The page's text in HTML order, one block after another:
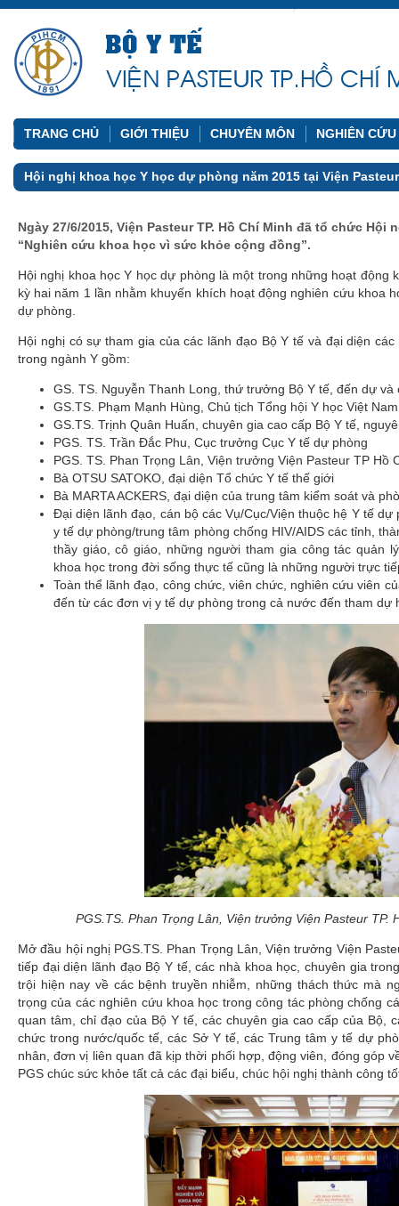
TRANG CHỦ GIỚI THIỆU CHUYÊN MÔN NGHIÊN
Hội nghị khoa học Y học dự phòng năm 2015 tại Viện
Ngày 27/6/2015, Viện Pasteur TP. Hồ Chí Minh đã tổ chức
“Nghiên cứu khoa học vì sức khỏe cộng đồng”.
Hội nghị khoa học Y học dự phòng là một trong những hoạt động
kỳ hai năm 1 lần nhằm khuyến khích hoạt động nghiên cứu khoa
dự phòng.
Hội nghị có sự tham gia của các lãnh đạo Bộ Y tế và đại diện
trong ngành Y gồm:
GS. TS. Nguyễn Thanh Long, thứ trưởng Bộ Y tế, đến dự và
GS.TS. Phạm Mạnh Hùng, Chủ tịch Tổng hội Y học Việt
GS.TS. Trịnh Quân Huấn, chuyên gia cao cấp Bộ Y tế,
PGS. TS. Trần Đắc Phu, Cục trưởng Cục Y tế dự phòng
PGS. TS. Phan Trọng Lân, Viện trưởng Viện Pasteur TP Hồ
Bà OTSU SATOKO, đại diện Tổ chức Y tế thế giới
Bà MARTA ACKERS, đại diện của trung tâm kiểm soát và
Đại diện lãnh đạo, cán bộ các Vụ/Cục/Viện thuộc hệ Y tế
y tế dự phòng/trung tâm phòng chống HIV/AIDS các tỉnh,
thầy giáo, cô giáo, những người tham gia công tác quản
khoa học trong đời sống thực tế cũng là những người trực
Toàn thể lãnh đạo, công chức, viên chức, nghiên cứu viên
đến từ các đơn vị y tế dự phòng trong cả nước đến tham dự
PGS.TS. Phan Trọng Lân, Viện trưởng Viện Pasteur TP.
Mở đầu hội nghị PGS.TS. Phan Trọng Lân, Viện trưởng Viện
tiếp đại diện lãnh đạo Bộ Y tế, các nhà khoa học, chuyên gia
trội hiện nay về các bệnh truyền nhiễm, những thách thức mà
trọng của các nghiên cứu khoa học trong công tác phòng chống
quan tâm, chỉ đạo của Bộ Y tế, các chuyên gia cao cấp của Bộ,
chức trong nước/quốc tế, các Sở Y tế, các Trung tâm y tế dự
nhân, đơn vị liên quan đã kịp thời phối hợp, động viên, đóng góp
PGS chúc sức khỏe tất cả các đại biểu, chúc hội nghị thành công